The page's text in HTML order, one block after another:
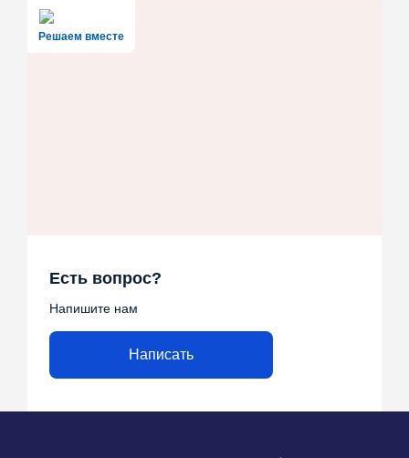
Решаем вместе
Есть вопрос?
Напишите нам
Написать